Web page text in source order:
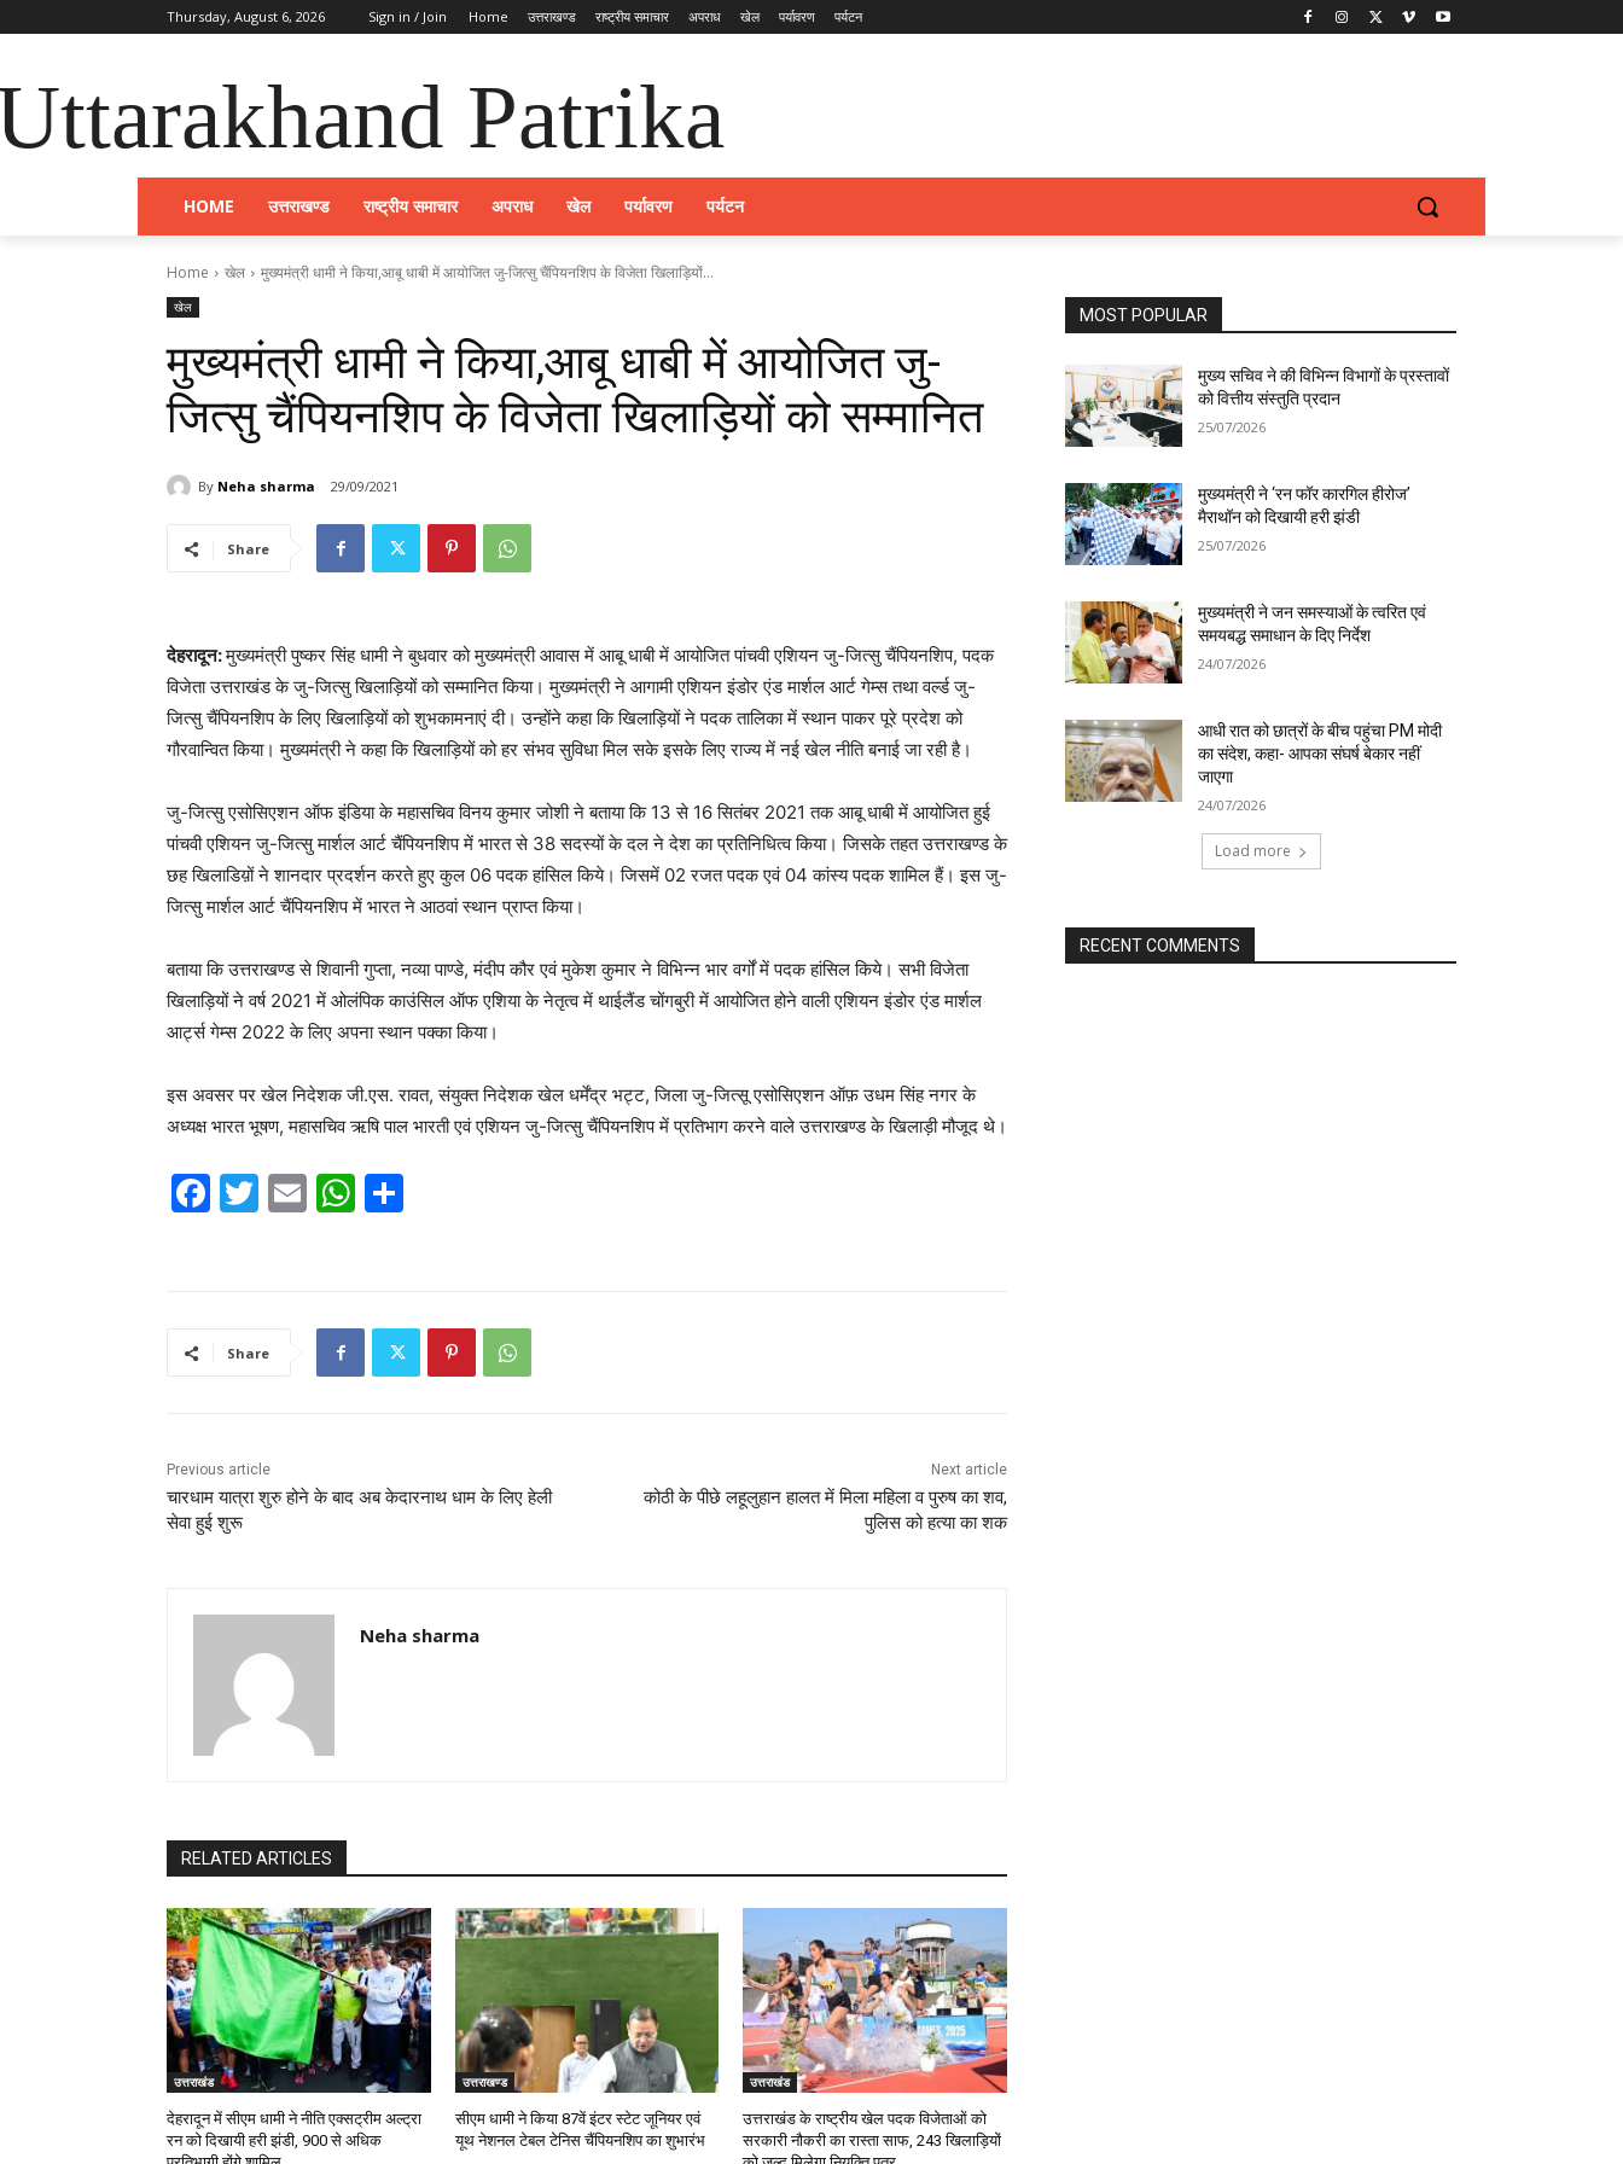
Thursday, August 6, 2026 Sign in / Join Home उत्तराखण्ड राष्ट्रीय समाचार अपराध खेल पर्यावरण पर्यटन
Patrika
HOME उत्तराखण्ड राष्ट्रीय समाचार अपराध खेल पर्यावरण पर्यटन
Home खेल मुख्यमंत्री धामी ने किया,आबू धाबी में आयोजित जु-जित्सु चैंपियनशिप के विजेता खिलाड़ियों...
खेल
मुख्यमंत्री धामी ने किया,आबू धाबी में आयोजित जु-
जित्सु चैंपियनशिप के विजेता खिलाड़ियों को सम्मानित
By Neha sharma 29/09/2021
Share
देहरादून:मुख्यमंत्री पुष्कर सिंह धामी ने बुधवार को मुख्यमंत्री आवास में आबू धाबी में आयोजित पांचवी एशियन जु-जित्सु चैंपियनशिप, पदक
विजेता उत्तराखंड के जु-जित्सु खिलाड़ियों को सम्मानित किया। मुख्यमंत्री ने आगामी एशियन इंडोर एंड मार्शल आर्ट गेम्स तथा वर्ल्ड जु-
जित्सु चैंपियनशिप के लिए खिलाड़ियों को शुभकामनाएं दी। उन्होंने कहा कि खिलाड़ियों ने पदक तालिका में स्थान पाकर पूरे प्रदेश को
गौरवान्वित किया। मुख्यमंत्री ने कहा कि खिलाड़ियों को हर संभव सुविधा मिल सके इसके लिए राज्य में नई खेल नीति बनाई जा रही है।
जु-जित्सु एसोसिएशन ऑफ इंडिया के महासचिव विनय कुमार जोशी ने बताया कि 13 से 16 सितंबर 2021 तक आबू धाबी में आयोजित हुई
पांचवी एशियन जु-जित्सु मार्शल आर्ट चैंपियनशिप में भारत से 38 सदस्यों के दल ने देश का प्रतिनिधित्व किया। जिसके तहत उत्तराखण्ड के
छह खिलाडिय़ों ने शानदार प्रदर्शन करते हुए कुल 06 पदक हांसिल किये। जिसमें 02 रजत पदक एवं 04 कांस्य पदक शामिल हैं। इस जु-
जित्सु मार्शल आर्ट चैंपियनशिप में भारत ने आठवां स्थान प्राप्त किया।
बताया कि उत्तराखण्ड से शिवानी गुप्ता, नव्या पाण्डे, मंदीप कौर एवं मुकेश कुमार ने विभिन्न भार वर्गों में पदक हांसिल किये। सभी विजेता
खिलाड़ियों ने वर्ष 2021 में ओलंपिक काउंसिल ऑफ एशिया के नेतृत्व में थाईलैंड चोंगबुरी में आयोजित होने वाली एशियन इंडोर एंड मार्शल
आर्ट्स गेम्स 2022 के लिए अपना स्थान पक्का किया।
इस अवसर पर खेल निदेशक जी.एस. रावत, संयुक्त निदेशक खेल धर्मेंद्र भट्ट, जिला जु-जित्सू एसोसिएशन ऑफ़ उधम सिंह नगर के
अध्यक्ष भारत भूषण, महासचिव ऋषि पाल भारती एवं एशियन जु-जित्सु चैंपियनशिप में प्रतिभाग करने वाले उत्तराखण्ड के खिलाड़ी मौजूद थे।
F
b
k
T
E
W
A
p
Share
Previous article
चारधाम यात्रा शुरु होने के बाद अब केदारनाथ धाम के लिए हेली
सेवा हुई शुरू
Next article
कोठी के पीछे लहूलुहान हालत में मिला महिला व पुरुष का शव,
पुलिस को हत्या का शक
Neha sharma
RELATED ARTICLES
उत्तराखंड
देहरादून में सीएम धामी ने नीति एक्सट्रीम अल्ट्रा
रन को दिखायी हरी झंडी, 900 से अधिक
उत्तराखण्ड
सीएम धामी ने किया 87वें इंटर स्टेट जूनियर एवं
यूथ नेशनल टेबल टेनिस चैंपियनशिप का शुभारंभ
उत्तराखंड
उत्तराखंड के राष्ट्रीय खेल पदक विजेताओं को
सरकारी नौकरी का रास्ता साफ, 243 खिलाड़ियों
MOST POPULAR
मुख्य सचिव ने की विभिन्न विभागों के प्रस्तावों
को वित्तीय संस्तुति प्रदान
25/07/2026
मुख्यमंत्री ने ‘रन फॉर कारगिल हीरोज’
मैराथॉन को दिखायी हरी झंडी
25/07/2026
मुख्यमंत्री ने जन समस्याओं के त्वरित एवं
समयबद्ध समाधान के दिए निर्देश
24/07/2026
आधी रात को छात्रों के बीच पहुंचा PM मोदी
का संदेश, कहा- आपका संघर्ष बेकार नहीं
जाएगा
24/07/2026
Load more
RECENT COMMENTS